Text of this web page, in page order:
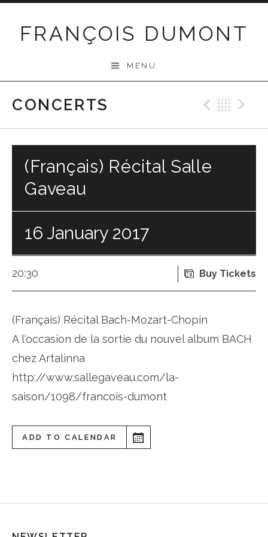
FRANÇOIS DUMONT
MENU
CONCERTS
(Français) Récital Salle
Gaveau
16 January 2017
20:30 Buy Tickets
(Français) Récital Bach-Mozart-Chopin
A l'occasion de la sortie du nouvel album BACH
chez Artalinna
http://www.sallegaveau.com/la-
saison/1098/francois-dumont
ADD TO CALENDAR